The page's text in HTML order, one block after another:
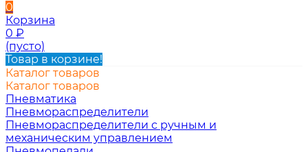
0
Корзина
0 ₽
(пусто)
Товар в корзине!
Каталог товаров
Каталог товаров
Пневматика
Пневмораспределители
Пневмораспределители с ручным и
механическим управлением